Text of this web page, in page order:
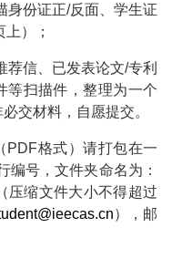
份证正/反面、学生证
）；
信、已发表论文/专利
等扫描件，整理为一个
交材料，自愿提交。
PDF格式）请打包在一
编号，文件夹命名为：
压缩文件大小不得超过
），邮